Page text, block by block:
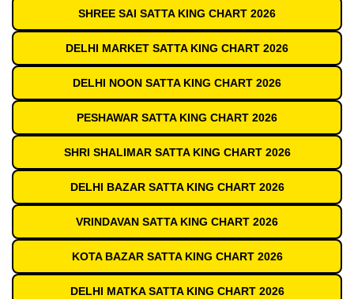
SHREE SAI SATTA KING CHART 2026
DELHI MARKET SATTA KING CHART 2026
DELHI NOON SATTA KING CHART 2026
PESHAWAR SATTA KING CHART 2026
SHRI SHALIMAR SATTA KING CHART 2026
DELHI BAZAR SATTA KING CHART 2026
VRINDAVAN SATTA KING CHART 2026
KOTA BAZAR SATTA KING CHART 2026
DELHI MATKA SATTA KING CHART 2026